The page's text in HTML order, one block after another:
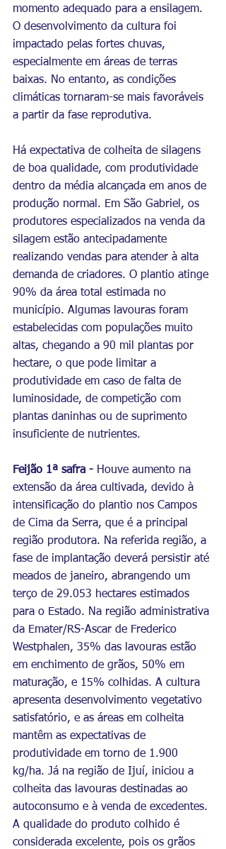
momento adequado para a ensilagem.
O desenvolvimento da cultura foi
impactado pelas fortes chuvas,
especialmente em áreas de terras
baixas. No entanto, as condições
climáticas tornaram-se mais favoráveis
a partir da fase reprodutiva.
Há expectativa de colheita de silagens
de boa qualidade, com produtividade
dentro da média alcançada em anos de
produção normal. Em São Gabriel, os
produtores especializados na venda da
silagem estão antecipadamente
realizando vendas para atender à alta
demanda de criadores. O plantio atinge
90% da área total estimada no
município. Algumas lavouras foram
estabelecidas com populações muito
altas, chegando a 90 mil plantas por
hectare, o que pode limitar a
produtividade em caso de falta de
luminosidade, de competição com
plantas daninhas ou de suprimento
insuficiente de nutrientes.
Feijão 1ª safra - Houve aumento na
extensão da área cultivada, devido à
intensificação do plantio nos Campos
de Cima da Serra, que é a principal
região produtora. Na referida região, a
fase de implantação deverá persistir até
meados de janeiro, abrangendo um
terço de 29.053 hectares estimados
para o Estado. Na região administrativa
da Emater/RS-Ascar de Frederico
Westphalen, 35% das lavouras estão
em enchimento de grãos, 50% em
maturação, e 15% colhidas. A cultura
apresenta desenvolvimento vegetativo
satisfatório, e as áreas em colheita
mantêm as expectativas de
produtividade em torno de 1.900
kg/ha. Já na região de Ijuí, iniciou a
colheita das lavouras destinadas ao
autoconsumo e à venda de excedentes.
A qualidade do produto colhido é
considerada excelente, pois os grãos